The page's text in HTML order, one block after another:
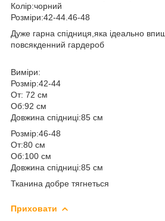
Колір:чорний
Розміри:42-44.46-48
Дуже гарна спідниця,яка ідеально
повсякденний гардероб
Виміри:
Розмір:42-44
От: 72 см
Об:92 см
Довжина спідниці:85 см
Розмір:46-48
От:80 см
Об:100 см
Довжина спідниці:85 см
Тканина добре тягнеться
Приховати